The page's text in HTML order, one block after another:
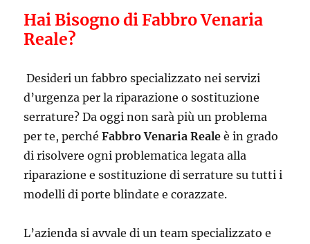
Hai Bisogno di Fabbro Venaria
Reale?
Desideri un fabbro specializzato nei servizi
d’urgenza per la riparazione o sostituzione
serrature? Da oggi non sarà più un problema
per te, perchéFabbro Venaria Reale è in grado
di risolvere ogni problematica legata alla
riparazione e sostituzione di serrature su tutti i
modelli di porte blindate e corazzate.
L’azienda si avvale di un team specializzato e